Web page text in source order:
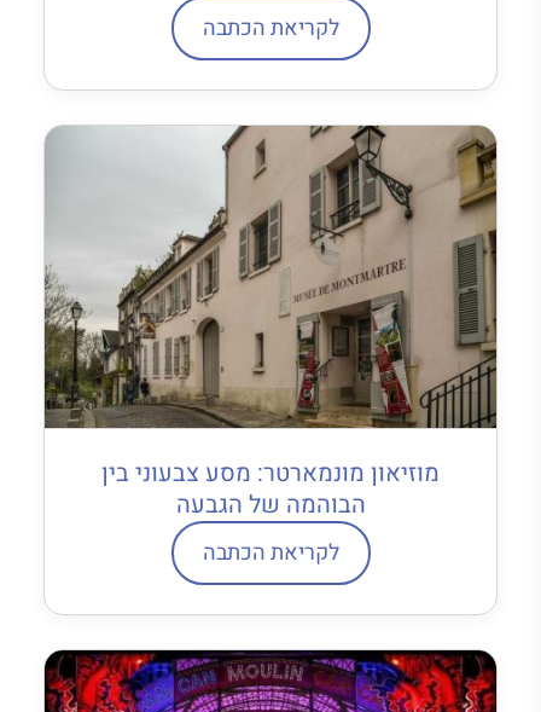
לקריאת הכתבה
מוזיאון מונמארטר: מסע צבעוני בין
הבוהמה של הגבעה
לקריאת הכתבה